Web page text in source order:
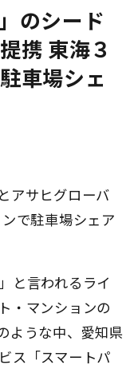
のシード
携 東海３
車場シェ
アサヒグローバ
で駐車場シェア
と言われるライ
・マンションの
ような中、愛知県
ス「スマートパ